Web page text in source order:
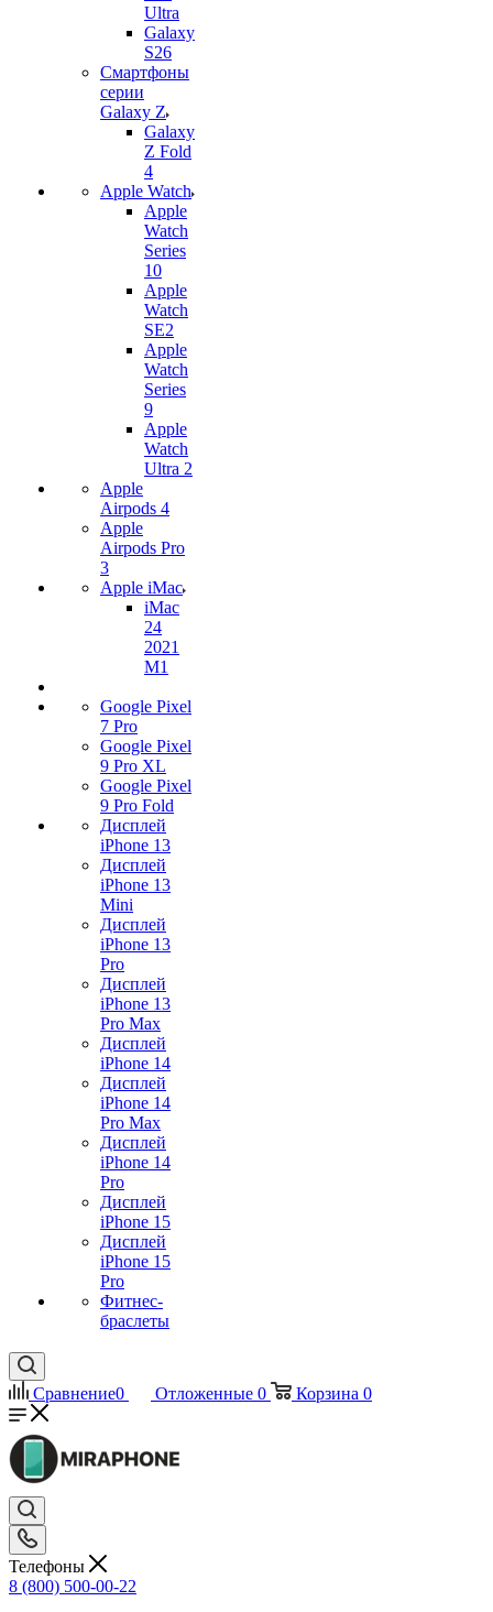
Ultra
Galaxy
S26
Смартфоны
серии
Galaxy Z
Galaxy
Z Fold
4
Apple Watch
Apple
Watch
Series
10
Apple
Watch
SE2
Apple
Watch
Series
9
Apple
Watch
Ultra 2
Apple
Airpods 4
Apple
Airpods Pro
3
Apple iMac
iMac
24
2021
M1
Google Pixel
7 Pro
Google Pixel
9 Pro XL
Google Pixel
9 Pro Fold
Дисплей
iPhone 13
Дисплей
iPhone 13
Mini
Дисплей
iPhone 13
Pro
Дисплей
iPhone 13
Pro Max
Дисплей
iPhone 14
Дисплей
iPhone 14
Pro Max
Дисплей
iPhone 14
Pro
Дисплей
iPhone 15
Дисплей
iPhone 15
Pro
Фитнес-
браслеты
Сравнение0 Отложенные 0 Корзина 0
Телефоны
8 (800) 500-00-22